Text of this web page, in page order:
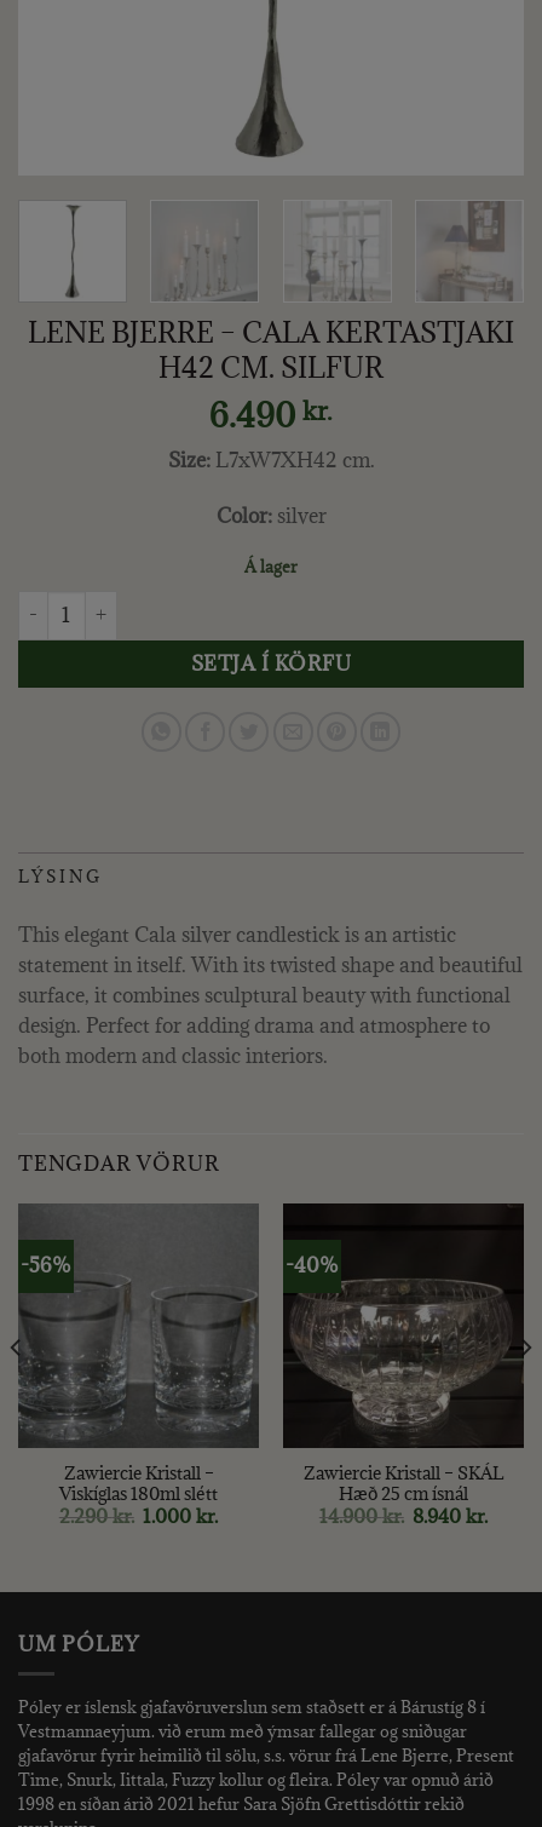
LENE BJERRE – CALA KERTASTJAKI
H42 CM. SILFUR
6.490 kr.
Size:L7xW7XH42 cm.
Color:silver
Á lager
LENE BJERRE - CALA KERTASTJAKI H42 CM. SILFUR quantity
SETJA Í KÖRFU
LÝSING
This elegant Cala silver candlestick is an artistic
statement in itself. With its twisted shape and beautiful
surface, it combines sculptural beauty with functional
design. Perfect for adding drama and atmosphere to
both modern and classic interiors.
TENGDAR VÖRUR
-56%
Zawiercie Kristall –
Viskíglas 180ml slétt
2.290kr. Original
price
1.000kr.Current
price
-40%
Zawiercie Kristall – SKÁL
Hæð 25 cm ísnál
14.900kr. Original
price
8.940kr.
price
UM PÓLEY
Póley er íslensk gjafavöruverslun sem staðsett er á Bárustíg 8 í
Vestmannaeyjum. við erum með ýmsar fallegar og sniðugar
gjafavörur fyrir heimilið til sölu, s.s. vörur frá Lene Bjerre, Present
Time, Snurk, Iittala, Fuzzy kollur og fleira. Póley var opnuð árið
1998 en síðan árið 2021 hefur Sara Sjöfn Grettisdóttir rekið